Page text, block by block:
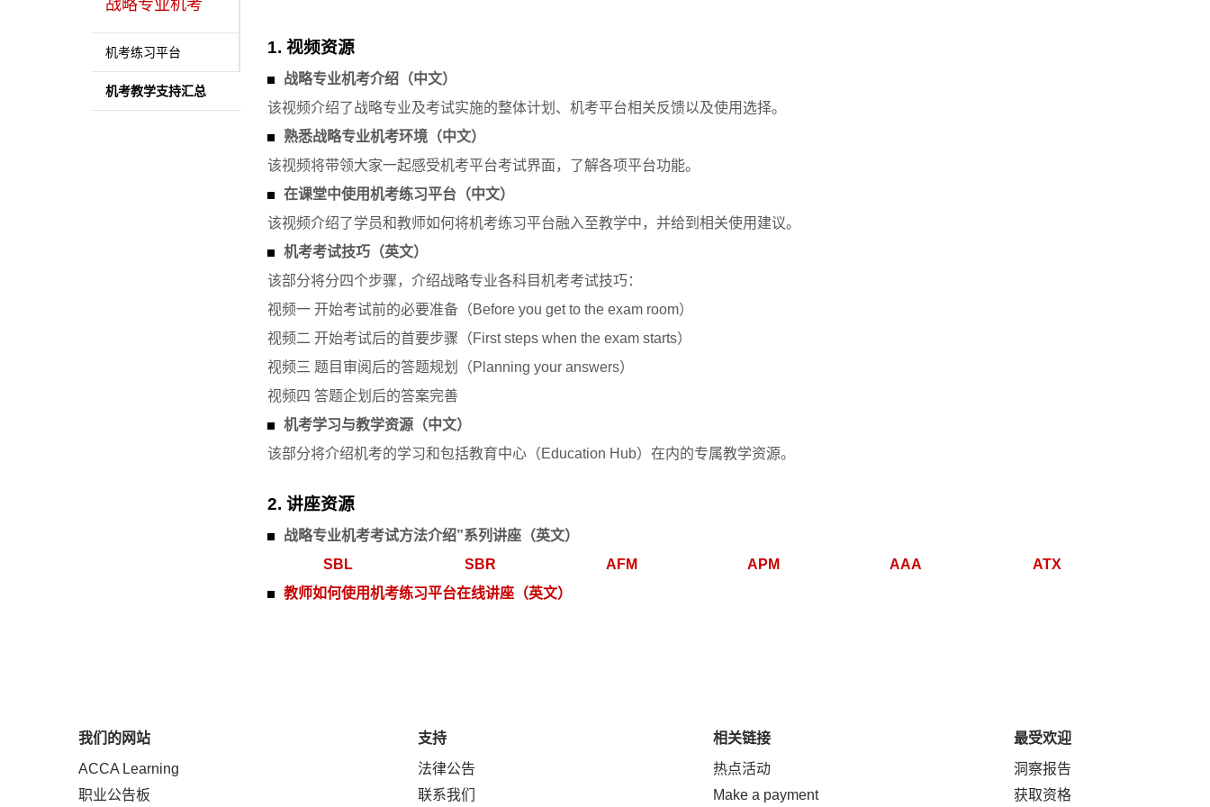
战略专业机考
机考练习平台
机考教学支持汇总
1. 视频资源
战略专业机考介绍（中文）
该视频介绍了战略专业及考试实施的整体计划、机考平台相关反馈以及使用选择。
熟悉战略专业机考环境（中文）
该视频将带领大家一起感受机考平台考试界面，了解各项平台功能。
在课堂中使用机考练习平台（中文）
该视频介绍了学员和教师如何将机考练习平台融入至教学中，并给到相关使用建议。
机考考试技巧（英文）
该部分将分四个步骤，介绍战略专业各科目机考考试技巧：
视频一 开始考试前的必要准备（Before you get to the exam room）
视频二 开始考试后的首要步骤（First steps when the exam starts）
视频三 题目审阅后的答题规划（Planning your answers）
视频四 答题企划后的答案完善
机考学习与教学资源（中文）
该部分将介绍机考的学习和包括教育中心（Education Hub）在内的专属教学资源。
2. 讲座资源
战略专业机考考试方法介绍”系列讲座（英文）
SBL
SBR AFM APM AAA
ATX
教师如何使用机考练习平台在线讲座（英文）
我们的网站
ACCA Learning
职业公告板
支持
法律公告
联系我们
相关链接
热点活动
Make a payment
最受欢迎
洞察报告
获取资格